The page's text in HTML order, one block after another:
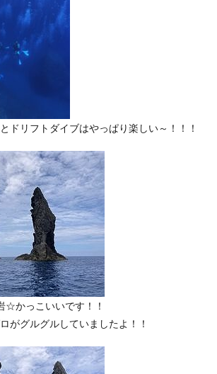
ドリフトダイブはやっぱり楽しい～！！！
☆かっこいいです！！
がグルグルしていましたよ！！